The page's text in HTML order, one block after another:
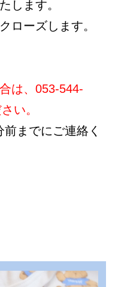
します。
ローズします。
は、053-544-
い。
までにご連絡く